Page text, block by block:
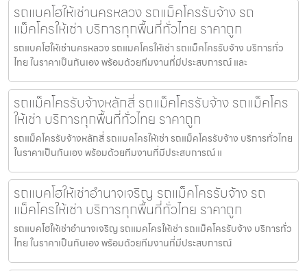
รถแบคโฮให้เช่านครหลวง รถแม็คโครรับจ้าง รถ
แม็คโครให้เช่า บริการทุกพื้นที่ทั่วไทย ราคาถูก
รถแบคโฮให้เช่านครหลวง รถแมคโครให้เช่า รถแม็คโครรับจ้าง บริการทั่ว
ไทย ในราคาเป็นกันเอง พร้อมด้วยทีมงานที่มีประสบการณ์ และ
รถแม็คโครรับจ้างหลักสี่ รถแม็คโครรับจ้าง รถแม็คโคร
ให้เช่า บริการทุกพื้นที่ทั่วไทย ราคาถูก
รถแม็คโครรับจ้างหลักสี่ รถแมคโครให้เช่า รถแม็คโครรับจ้าง บริการทั่วไทย
ในราคาเป็นกันเอง พร้อมด้วยทีมงานที่มีประสบการณ์ แ
รถแบคโฮให้เช่าอำนาจเจริญ รถแม็คโครรับจ้าง รถ
แม็คโครให้เช่า บริการทุกพื้นที่ทั่วไทย ราคาถูก
รถแบคโฮให้เช่าอำนาจเจริญ รถแมคโครให้เช่า รถแม็คโครรับจ้าง บริการทั่ว
ไทย ในราคาเป็นกันเอง พร้อมด้วยทีมงานที่มีประสบการณ์